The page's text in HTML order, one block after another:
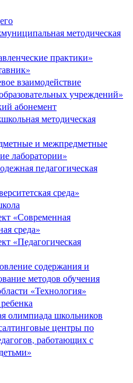
методическая
практики»
взаимодействие
учреждений»
абонемент
методическая
и межпредметные
лаборатории»
педагогическая
среда»
«Современная
среда»
«Педагогическая
содержания и
методов обучения
«Технология»
олимпиада школьников
центры по
работающих с